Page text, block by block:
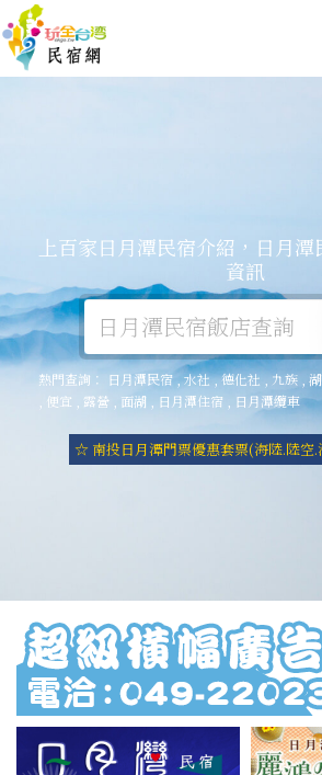
上百家日月潭民宿介紹，日月
資訊
熱門查詢： 日月潭民宿 水社,德化社,九族
便宜 露營 面湖 日月潭住宿 日月潭纜車
☆ 南投日月潭門票優惠套票(海陸.陸空.